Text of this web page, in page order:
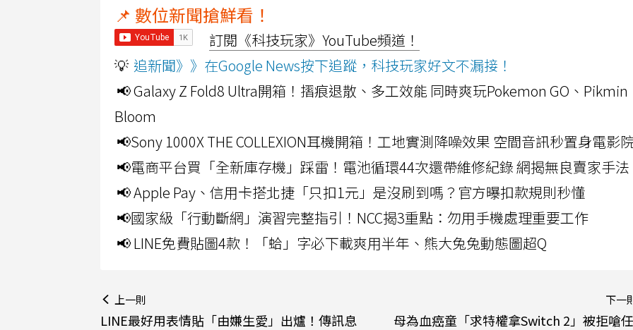
📌 數位新聞搶鮮看！
訂閱《科技玩家》YouTube頻道！
💡 追新聞》》在Google News按下追蹤，科技玩家好文不漏接！
📢 Galaxy Z Fold8 Ultra開箱！摺痕退散、多工效能 同時爽玩Pokemon GO、Pikmin
Bloom
📢Sony 1000X THE COLLEXION耳機開箱！工地實測降噪效果 空間音訊秒置身電影
📢電商平台買「全新庫存機」踩雷！電池循環44次還帶維修紀錄 網揭無良賣家手法
📢 Apple Pay、信用卡搭北捷「只扣1元」是沒刷到嗎？官方曝扣款規則秒懂
📢國家級「行動斷網」演習完整指引！NCC揭3重點：勿用手機處理重要工作
📢 LINE免費貼圖4款！「蛤」字必下載爽用半年、熊大兔兔動態圖超Q
上一則
LINE最好用表情貼「由嫌生愛」出爐！傳訊息
下一
母為血癌童「求特權拿Switch 2」被拒嗆